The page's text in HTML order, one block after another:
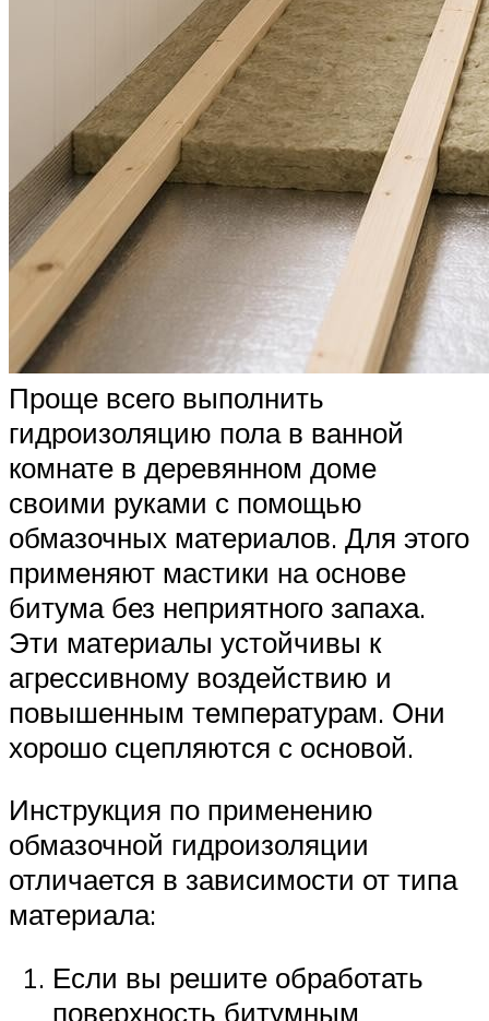
Проще всего выполнить
гидроизоляцию пола в ванной
комнате в деревянном доме
своими руками с помощью
обмазочных материалов. Для этого
применяют мастики на основе
битума без неприятного запаха.
Эти материалы устойчивы к
агрессивному воздействию и
повышенным температурам. Они
хорошо сцепляются с основой.
Инструкция по применению
обмазочной гидроизоляции
отличается в зависимости от типа
материала:
Если вы решите обработать
поверхность битумным